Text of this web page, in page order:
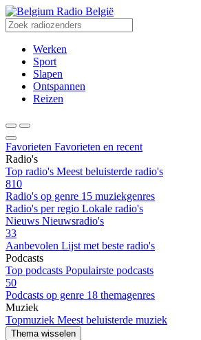
Radio België
Werken
Sport
Slapen
Ontspannen
Reizen
Favorieten Favorieten en recent
Radio's
Top radio's Meest beluisterde radio's
810
Radio's op genre 15 muziekgenres
Radio's per regio Lokale radio's
Nieuws Nieuwsradio's
33
Aanbevolen Lijst met beste radio's
Podcasts
Top podcasts Populairste podcasts
50
Podcasts op genre 18 themagenres
Muziek
Topmuziek Meest beluisterde muziek
Thema wisselen